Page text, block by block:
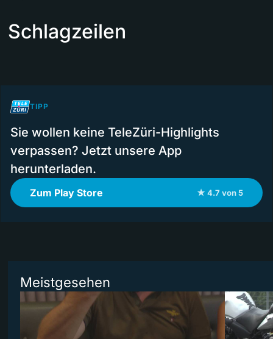
Schlagzeilen
TIPP
Sie wollen keine TeleZüri-Highlights
verpassen? Jetzt unsere App
herunterladen.
Zum Play Store ★ 4.7 von 5
Meistgesehen